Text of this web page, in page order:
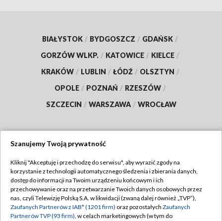
BIAŁYSTOK / BYDGOSZCZ / GDAŃSK /
GORZÓW WLKP. / KATOWICE / KIELCE /
KRAKÓW / LUBLIN / ŁÓDŹ / OLSZTYN /
OPOLE / POZNAŃ / RZESZÓW /
SZCZECIN / WARSZAWA / WROCŁAW
TVP
Abonament TVP
Emisja w TVP
Regulamin TVP
Polityka prywatności
Szanujemy Twoją prywatność
Kliknij "Akceptuję i przechodzę do serwisu", aby wyrazić zgody na
korzystanie z technologii automatycznego śledzenia i zbierania danych,
dostęp do informacji na Twoim urządzeniu końcowym i ich
przechowywanie oraz na przetwarzanie Twoich danych osobowych przez
nas, czyli Telewizję Polską S.A. w likwidacji (zwaną dalej również „TVP”),
Zaufanych Partnerów z IAB* (1201 firm) oraz pozostałych Zaufanych
Partnerów TVP (93 firm), w celach marketingowych (w tym do